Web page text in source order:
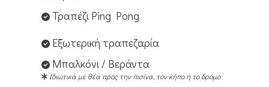
Τραπέζι Ping Pong
Εξωτερική τραπεζαρία
Μπαλκόνι / Βεράντα
Ιδιωτικά με θέα προς την πισίνα, τον κήπο ή το δρόμο